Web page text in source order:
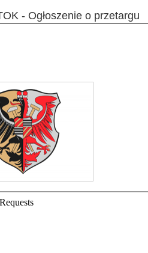
- Ogłoszenie o przetargu